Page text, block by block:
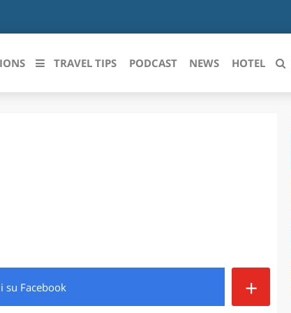
ROMAGNA PIEMONTE
TRAVEL TIPS PODCAST NEWS HOTEL
su Facebook +